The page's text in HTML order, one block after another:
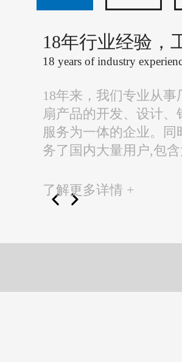
18年行业经验，
18 years of industry
18年来，我们专业从
扇产品的开发、设计
服务为一体的企业。
务了国内大量用户,包
了解更多详情 +